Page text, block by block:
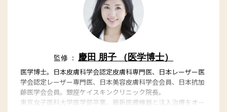
監修 ： 慶田 朋子 （医学博士）
医学博士。日本皮膚科学会認定皮膚科専門医、日本レーザー医
学会認定レーザー専門医、日本美容皮膚科学会会員、日本抗加
齢医学会会員。銀座ケイスキンクリニック院長。
東京女子医科大学医学部卒業。最新医療機器と注入治療をオー